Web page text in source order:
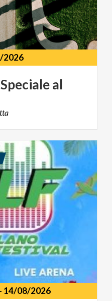
2026
Specialeal
14/08/2026